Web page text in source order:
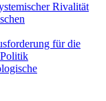
Rivalität
für die
Politik